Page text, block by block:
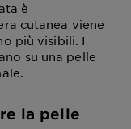
è
cutanea viene
più visibili. I
su una pelle
la pelle